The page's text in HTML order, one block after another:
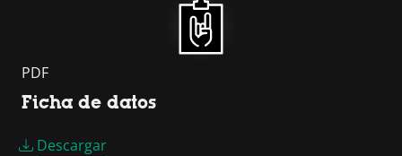
PDF
Ficha de datos
Descargar